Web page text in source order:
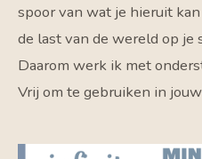
spoor van wat je hieruit
de last van de wereld op
Daarom werk ik met
Vrij om te gebruiken in